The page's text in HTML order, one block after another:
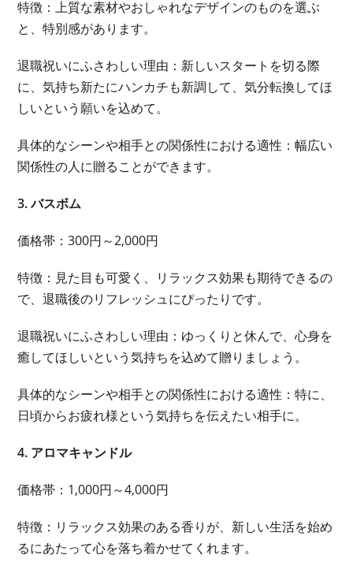
特徴：上質な素材やおしゃれなデザインのものを選ぶ
と、特別感があります。
退職祝いにふさわしい理由：新しいスタートを切る際
に、気持ち新たにハンカチも新調して、気分転換してほ
しいという願いを込めて。
具体的なシーンや相手との関係性における適性：幅広い
関係性の人に贈ることができます。
3. バスボム
価格帯：300円～2,000円
特徴：見た目も可愛く、リラックス効果も期待できるの
で、退職後のリフレッシュにぴったりです。
退職祝いにふさわしい理由：ゆっくりと休んで、心身を
癒してほしいという気持ちを込めて贈りましょう。
具体的なシーンや相手との関係性における適性：特に、
日頃からお疲れ様という気持ちを伝えたい相手に。
4. アロマキャンドル
価格帯：1,000円～4,000円
特徴：リラックス効果のある香りが、新しい生活を始め
るにあたって心を落ち着かせてくれます。